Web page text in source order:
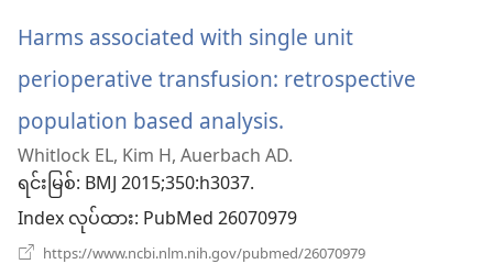
တယ်)
တယ်)
Harms associated with single unit
perioperative transfusion: retrospective
population based analysis.
အသစ်
ဖွ
င့်
Whitlock EL, Kim H, Auerbach AD.
ရင်းမြစ်‎: BMJ 2015;350:h3037.
Index လုပ်ထား‎: PubMed 26070979
https://www.ncbi.nlm.nih.gov/pubmed/26070979